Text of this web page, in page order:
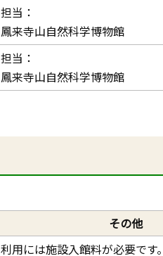
担当：
鳳来寺山自然科学博物館
担当：
鳳来寺山自然科学博物館
その他
利用には施設入館料が必要です。